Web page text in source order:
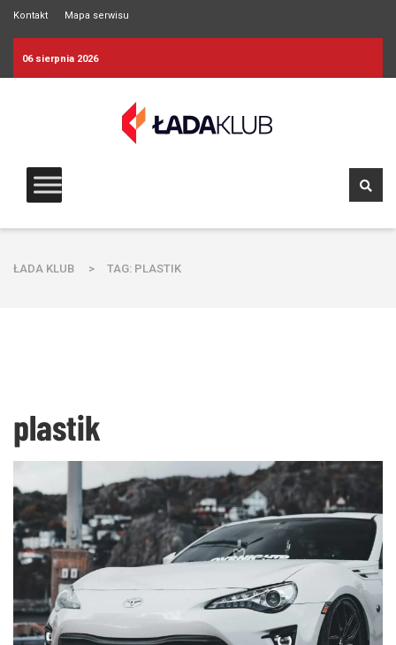
Kontakt Mapa serwisu
06 sierpnia 2026
ŁADA KLUB > TAG: PLASTIK
plastik